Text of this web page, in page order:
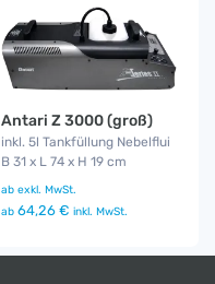
Antari Z 3000 (groß)
inkl. 5l Tankfüllung Nebelflui
B 31 x L 74 x H 19 cm
ab exkl. MwSt.
ab 64,26 € inkl. MwSt.